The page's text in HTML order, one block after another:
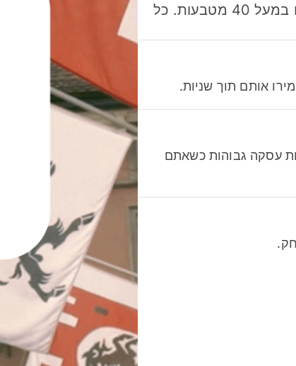
חסכו כסף כשאתo שולחים, מוציאים ומקבלים תשלום במעל 40 מטבעות. כל
אותם תוך שניות.
עסקה גבוהות כשאתם